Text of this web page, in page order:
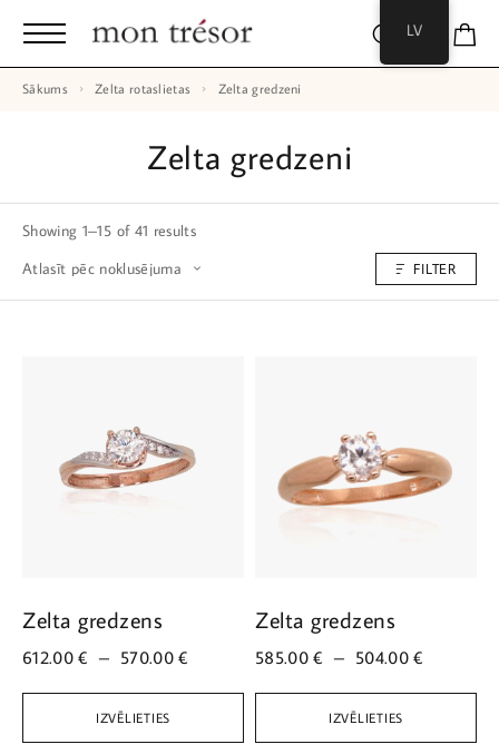
Sākums Zelta rotaslietas Zelta gredzeni
Zelta gredzeni
Showing 1–15 of 41 results
FILTER
IZVĒLIETIES
Zelta gredzens
570.00€
–
612.00€
IZVĒLIETIES
Zelta gredzens
504.00€
–
585.00€
LV